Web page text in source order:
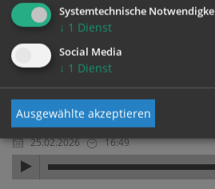
Familienbischof Hermann
Podiumsgespräch über
"Die Kirche sollte
noch stärker zu Kindern
25.02.2026 16:49
Systemtechnische
↓ 1 Dienst
Social Media
↓ 1 Dienst
Ausgewählte akzeptieren